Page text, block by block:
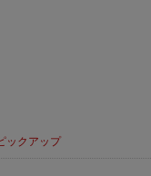
ックアップ